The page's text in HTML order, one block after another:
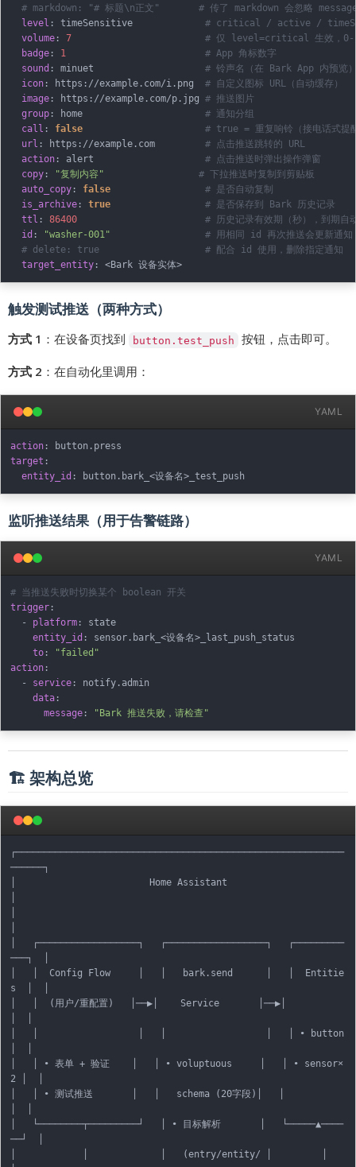
# markdown: "# 标题\n正文"       # 传了 markdown 会忽略
level : timeSensitive # critical / active /
volume : 7
# 仅 level=critical 生效，0-
badge : 1
# App 角标数字
sound : minuet # 铃声名（在 Bark App 内预览
icon : https : //example.com/i.png # 自定义图标 URL（自动缓存）
image : https : //example.com/p.jpg # 推送图片
group : home # 通知分组
call : false
# true = 重复响铃（接电话式提
url : https : //example.com # 点击推送跳转的 URL
action : alert # 点击推送时弹出操作弹窗
copy : "复制内容"
# 下拉推送时复制到剪贴板
auto_copy : false
# 是否自动复制
is_archive : true
# 是否保存到 Bark 历史记录
ttl : 86400
# 历史记录有效期（秒），到期自
id : "washer-001"
# 用相同 id 再次推送会更新通知
# delete: true                   # 配合 id 使用，删除指定通知
target_entity : <Bark 设备实体>
触发测试推送（两种方式）
方式 1 ：在设备页找到 button.test_push 按钮，点击即可。
方式 2 ：在自动化里调用：
YAML
action :
target :
entity_id : button.bark_<设备名>
监听推送结果（用于告警链路）
YAML
# 当推送失败时切换某个 boolean 开关
trigger :
-
platform :
state
entity_id : sensor.bark_<设备名> _last_push_status
to :
"failed"
action :
-
service :
notify.admin
data :
message : "Bark 推送失败，请检查"
🏗 架构总览
┌───────────────────────────────────────────────────────────
──────┐
│                        Home Assistant
│   ┌──────────────────┐   ┌──────────────────┐   ┌─────────
───┐  │
│   │  Config Flow     │   │   bark.send      │   │  Entitie
s  │  │
│   │  (用户/重配置)   │──▶│    Service       │──▶│
│   │                  │   │                  │   │ • button
│   │ • 表单 + 验证    │   │ • voluptuous     │   │ • sensor×
2 │  │
│   │ • 测试推送       │   │   schema (20字段)│   │
│   └────────┬─────────┘   │ • 目标解析       │   └─────▲────
──┘  │
│            │             │   (entry/entity/ │         │